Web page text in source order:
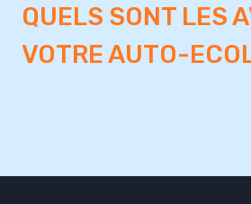
QUELS SONT LES
VOTRE AUTO-